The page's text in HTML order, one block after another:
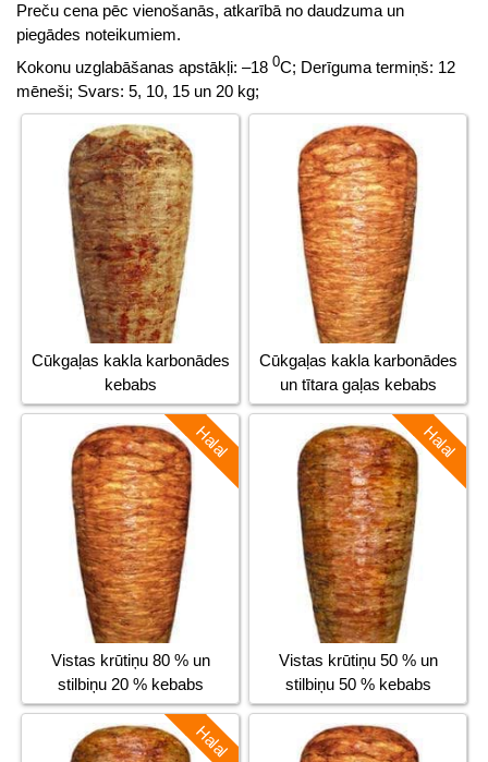
Preču cena pēc vienošanās, atkarībā no daudzuma un
piegādes noteikumiem.
Kokonu uzglabāšanas apstākļi: –18 0C; Derīguma termiņš: 12
mēneši; Svars: 5, 10, 15 un 20 kg;
Cūkgaļas kakla karbonādes
kebabs
Cūkgaļas kakla karbonādes
un tītara gaļas kebabs
Halal
Vistas krūtiņu 80 % un
stilbiņu 20 % kebabs
Halal
Vistas krūtiņu 50 % un
stilbiņu 50 % kebabs
Halal